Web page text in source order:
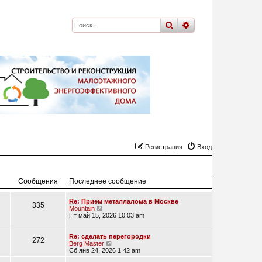
поискрасширенный
Вход
Регистрация
Сообщения Последнее сообщение
335
Re: Прием металлалома в Москве
Mountain
е
й
т
и
Пт май 15, 2026 10:03 am
272
Re: сделать перегородки
Berg Master
е
Сб янв 24, 2026 1:42 am